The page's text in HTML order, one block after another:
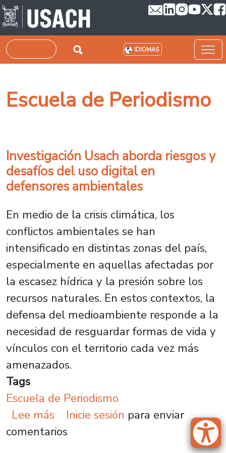
Pasar al contenido principal
Buscar IDIOMAS
Escuela de Periodismo
Investigación Usach aborda riesgos y
desafíos del uso digital en
defensores ambientales
En medio de la crisis climática, los
conflictos ambientales se han
intensificado en distintas zonas del país,
especialmente en aquellas afectadas por
la escasez hídrica y la presión sobre los
recursos naturales. En estos contextos, la
defensa del medioambiente responde a la
necesidad de resguardar formas de vida y
vínculos con el territorio cada vez más
amenazados.
Tags
Escuela de Periodismo
Lee más sobre Investigación Usach
Inicie sesión para enviar
comentarios